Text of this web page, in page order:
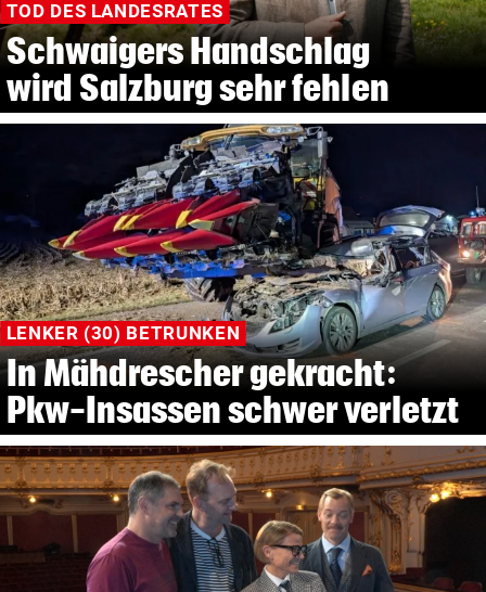
TOD DES LANDESRATES
Schwaigers Handschlag
wird Salzburg sehr fehlen
LENKER (30) BETRUNKEN
In Mähdrescher gekracht:
Pkw-Insassen schwer verletzt